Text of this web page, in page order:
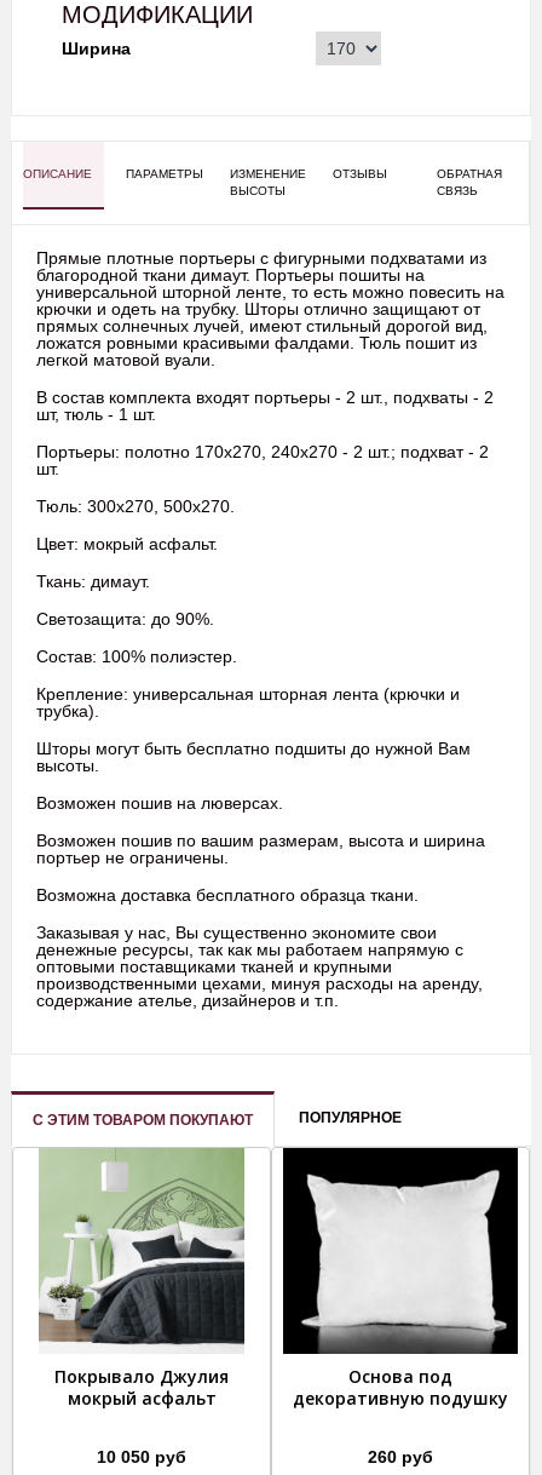
МОДИФИКАЦИИ
Ширина
ОПИСАНИЕ ПАРАМЕТРЫ
ИЗМЕНЕНИЕ
ВЫСОТЫ
ОТЗЫВЫ
ОБРАТНАЯ
СВЯЗЬ
Прямые плотные портьеры с фигурными подхватами из
благородной ткани димаут. Портьеры пошиты на
универсальной шторной ленте, то есть можно повесить на
крючки и одеть на трубку. Шторы отлично защищают от
прямых солнечных лучей, имеют стильный дорогой вид,
ложатся ровными красивыми фалдами. Тюль пошит из
легкой матовой вуали.
В состав комплекта входят портьеры - 2 шт., подхваты - 2
шт, тюль - 1 шт.
Портьеры: полотно 170х270, 240х270 - 2 шт.; подхват - 2
шт.
Тюль: 300х270, 500х270.
Цвет: мокрый асфальт.
Ткань: димаут.
Светозащита: до 90%.
Состав: 100% полиэстер.
Крепление: универсальная шторная лента (крючки и
трубка).
Шторы могут быть бесплатно подшиты до нужной Вам
высоты.
Возможен пошив на люверсах.
Возможен пошив по вашим размерам, высота и ширина
портьер не ограничены.
Возможна доставка бесплатного образца ткани.
Заказывая у нас, Вы существенно экономите свои
денежные ресурсы, так как мы работаем напрямую с
оптовыми поставщиками тканей и крупными
производственными цехами, минуя расходы на аренду,
содержание ателье, дизайнеров и т.п.
С ЭТИМ ТОВАРОМ ПОКУПАЮТ ПОПУЛЯРНОЕ
Покрывало Джулия
мокрый асфальт
10 050 руб
Основа под
декоративную подушку
260 руб